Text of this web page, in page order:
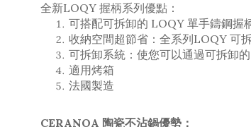
全新LOQY 握柄系列優點：
可搭配可拆卸的 LOQY 單手鑄鋼握
收納空間超節省：全系列LOQY 可
可拆卸系統：使您可以通過可拆卸
適用烤箱
法國製造
CERANOA 陶瓷不沾鍋優勢：